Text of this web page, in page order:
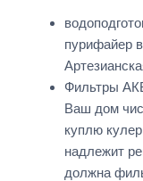
пурифайер
Фильтры
Ваш дом
куплю
надлежит
должна